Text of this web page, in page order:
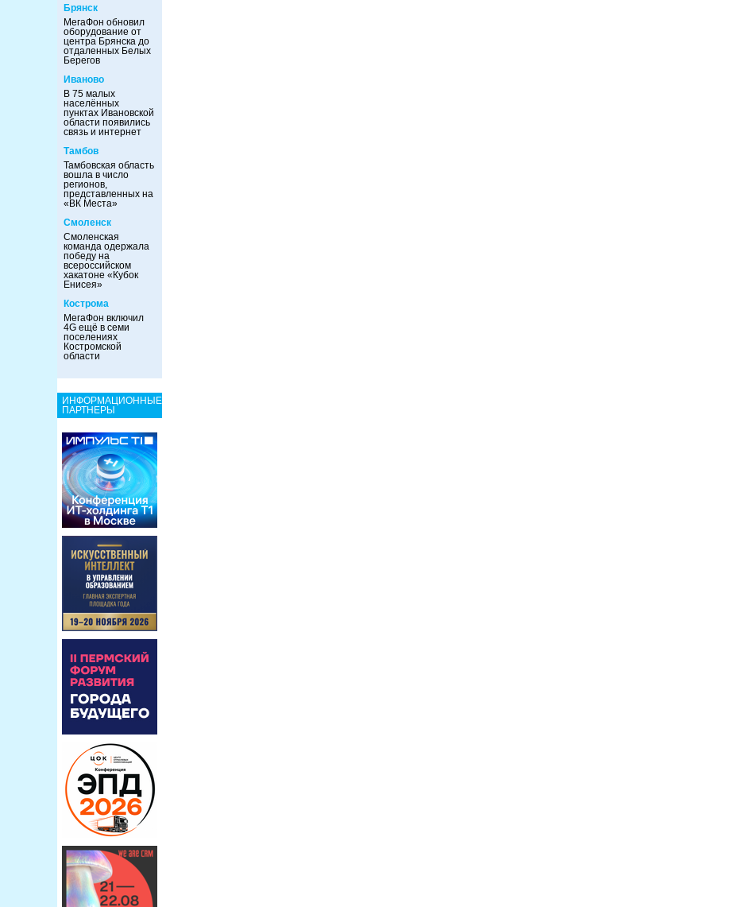
Брянск
МегаФон обновил
оборудование от
центра Брянска до
отдаленных Белых
Берегов
Иваново
В 75 малых
населённых
пунктах Ивановской
области появились
связь и интернет
Тамбов
Тамбовская область
вошла в число
регионов,
представленных на
«ВК Места»
Смоленск
Смоленская
команда одержала
победу на
всероссийском
хакатоне «Кубок
Енисея»
Кострома
МегаФон включил
4G ещё в семи
поселениях
Костромской
области
ИНФОРМАЦИОННЫЕ
ПАРТНЕРЫ